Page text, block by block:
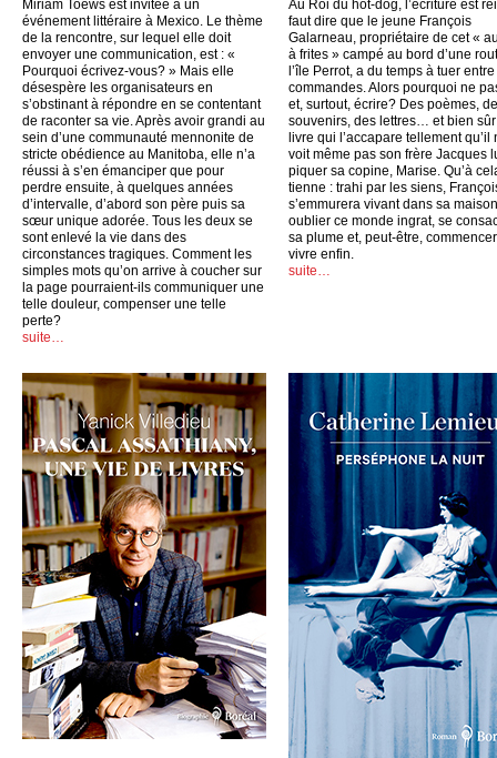
Miriam Toews est invitée à un
événement littéraire à Mexico. Le thème
de la rencontre, sur lequel elle doit
envoyer une communication, est : «
Pourquoi écrivez-vous? » Mais elle
désespère les organisateurs en
s’obstinant à répondre en se contentant
de raconter sa vie. Après avoir grandi au
sein d’une communauté mennonite de
stricte obédience au Manitoba, elle n’a
réussi à s’en émanciper que pour
perdre ensuite, à quelques années
d’intervalle, d’abord son père puis sa
sœur unique adorée. Tous les deux se
sont enlevé la vie dans des
circonstances tragiques. Comment les
simples mots qu’on arrive à coucher sur
la page pourraient-ils communiquer une
telle douleur, compenser une telle
perte?
suite…
Au Roi du hot-dog, l’écriture est
faut dire que le jeune François
Galarneau, propriétaire de cet «
à frites » campé au bord d’une
l’île Perrot, a du temps à tuer
commandes. Alors pourquoi ne
et, surtout, écrire? Des poèmes,
souvenirs, des lettres… et bien
livre qui l’accapare tellement qu’il
voit même pas son frère Jacques
piquer sa copine, Marise. Qu’à
tienne : trahi par les siens,
s’emmurera vivant dans sa
oublier ce monde ingrat, se
sa plume et, peut-être,
vivre enfin.
suite…